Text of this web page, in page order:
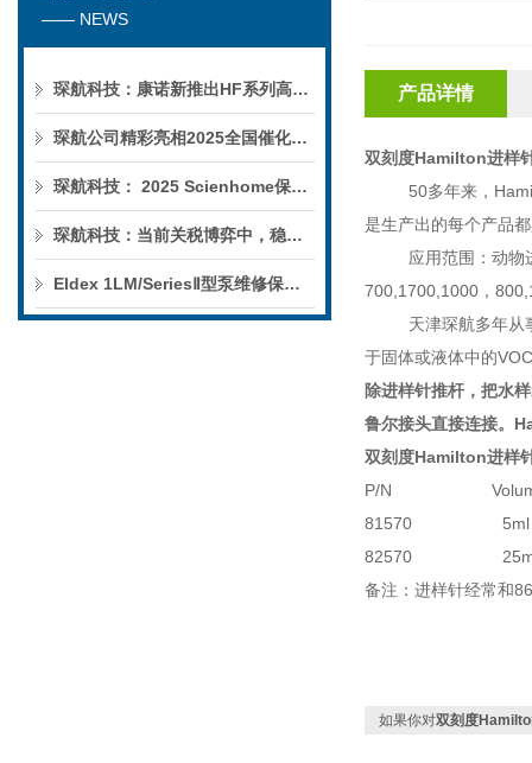
—— NEWS
琛航科技：康诺新推出HF系列高压恒流泵
琛航公司精彩亮相2025全国催化学术会议
琛航科技： 2025 Scienhome保护柱年中赠送活动
琛航科技：当前关税博弈中，稳定的货源可解您燃眉之急
Eldex 1LM/SeriesⅡ型泵维修保养服务
产品详情
双刻度Hamilton进样
50多年来，
是生产出的每个产品
应用范围：动物
700,1700,1000 ，
天津琛航多年从
于固体或液体中的VOC
除进样针推杆，把水
鲁尔接头直接连接。
双刻度Hamilton进样
P/N
81570
5ml
82570
备注：进样针经常和
如果你对双刻度